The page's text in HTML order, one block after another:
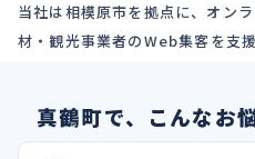
当社は相模原市を拠点に、オン
材・観光事業者のWeb集客を支援
真鶴町で、こんなお